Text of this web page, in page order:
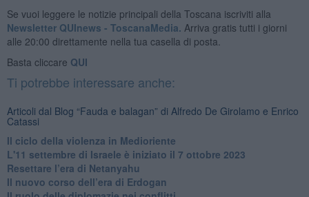
Se vuoi leggere le notizie principali della Toscana iscriviti alla
Newsletter QUInews - ToscanaMedia. Arriva gratis tutti i giorni
alle 20:00 direttamente nella tua casella di posta.
Basta cliccare QUI
Ti potrebbe interessare anche:
Articoli dal Blog “Fauda e balagan” di Alfredo De Girolamo e Enrico
Catassi
Il ciclo della violenza in Medioriente
L'11 settembre di Israele è iniziato il 7 ottobre 2023
Resettare l’era di Netanyahu
​Il nuovo corso dell’era di Erdogan